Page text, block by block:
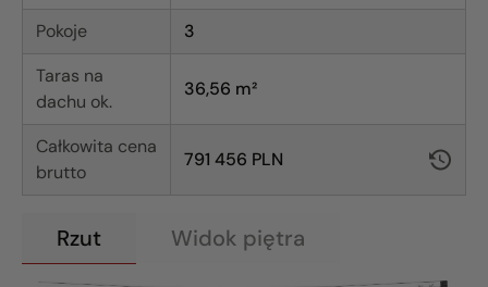
Pokoje
3
Taras na
dachu ok.
36,56 m²
Całkowita cena
brutto
791 456 PLN
Rzut Widok piętra